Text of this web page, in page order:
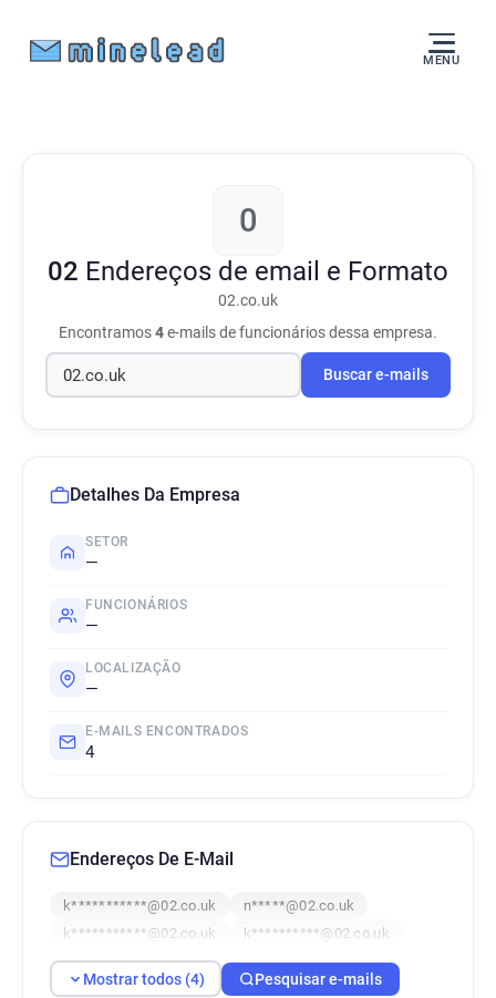
MENU
0
02 Endereços de email e Formato
02.co.uk
Encontramos4e-mails de funcionários dessa empresa.
Buscar e-mails
Detalhes Da Empresa
SETOR
—
FUNCIONÁRIOS
—
LOCALIZAÇÃO
—
E-MAILS ENCONTRADOS
4
Endereços De E-Mail
k***********@02.co.uk
n*****@02.co.uk
k***********@02.co.uk
k**********@02.co.uk
Mostrar todos (4) Pesquisar e-mails